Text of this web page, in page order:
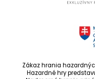
Zákaz hrania
Hazardné hry